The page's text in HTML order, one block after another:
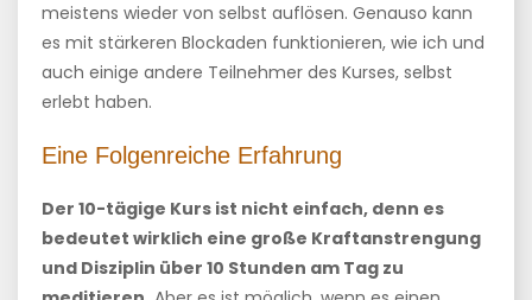
meistens wieder von selbst auflösen. Genauso kann
es mit stärkeren Blockaden funktionieren, wie ich und
auch einige andere Teilnehmer des Kurses, selbst
erlebt haben.
Eine Folgenreiche Erfahrung
Der 10-tägige Kurs ist nicht einfach, denn es
bedeutet wirklich eine große Kraftanstrengung
und Disziplin über 10 Stunden am Tag zu